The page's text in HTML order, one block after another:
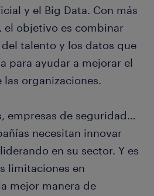
y el Big Data. Con más
el objetivo es combinar
talento y los datos que
para ayudar a mejorar el
organizaciones.
empresas de seguridad…
necesitan innovar
en su sector. Y es
limitaciones en
mejor manera de